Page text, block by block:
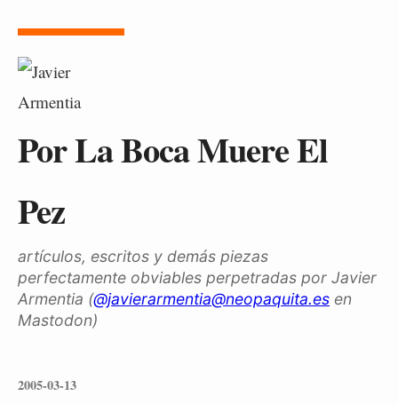
Por La Boca Muere El
Pez
artículos, escritos y demás piezas
perfectamente obviables perpetradas por Javier
Armentia (@javierarmentia@neopaquita.es en
Mastodon)
2005-03-13